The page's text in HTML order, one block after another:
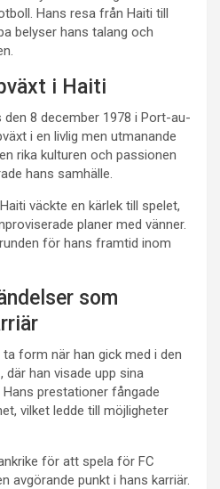
Hans resa från Haiti till
belyser hans talang och
i Haiti
8 december 1978 i Port-au-
i en livlig men utmanande
rika kulturen och passionen
hans samhälle.
väckte en kärlek till spelet,
planer med vänner.
för hans framtid inom
som
form när han gick med i den
där han visade upp sina
prestationer fångade
vilket ledde till möjligheter
för att spela för FC
avgörande punkt i hans karriär.